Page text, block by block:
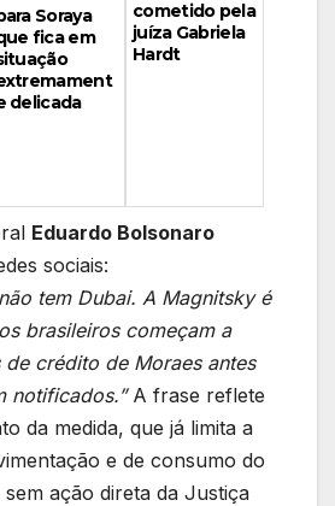
Soraya
fica em
delicada
cometido pela
juíza Gabriela
Hardt
Eduardo Bolsonaro
sociais:
tem Dubai. A Magnitsky é
brasileiros começam a
crédito de Moraes antes
notificados.”A frase reflete
da medida, que já limita a
e de consumo do
ação direta da Justiça